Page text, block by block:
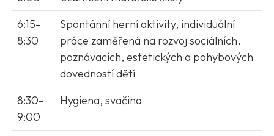
6:15–
8:30
Spontánní herní aktivity, individuální
práce zaměřená na rozvoj sociálních,
poznávacích, estetických a pohybových
dovedností dětí
8:30–
9:00
Hygiena, svačina